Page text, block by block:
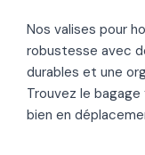
Nos valises pour
robustesse avec
durables et une
Trouvez le
bien en